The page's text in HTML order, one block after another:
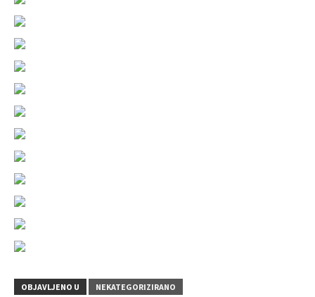
OBJAVLJENO U NEKATEGORIZIRANO